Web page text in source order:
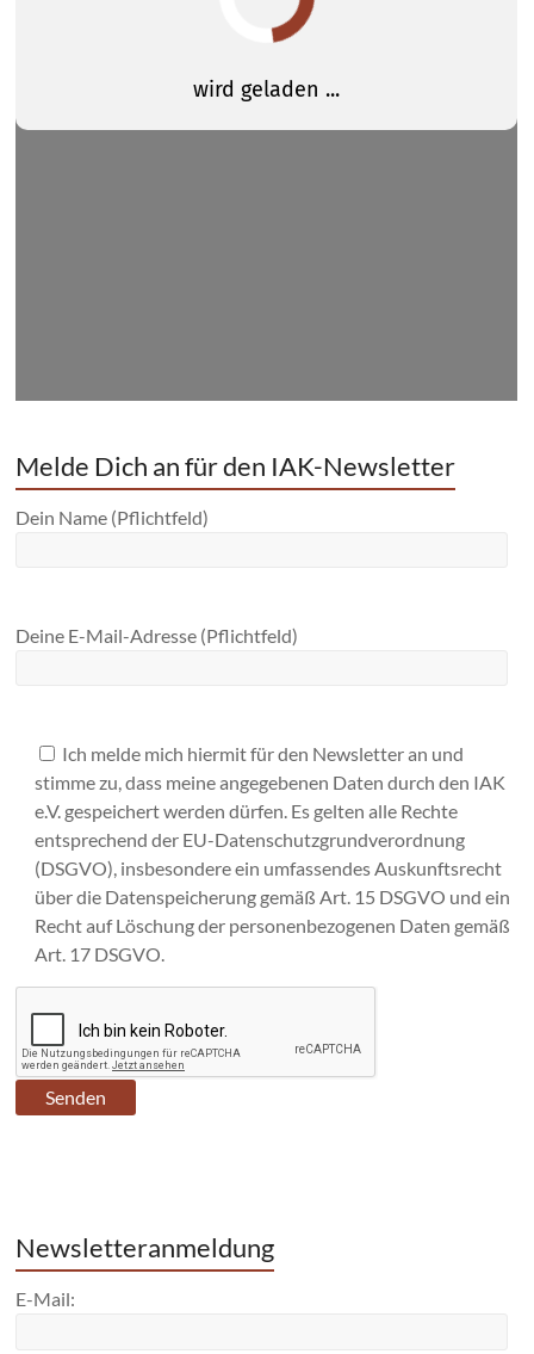
Melde Dich an für den IAK-Newsletter
Dein Name (Pflichtfeld)
Deine E-Mail-Adresse (Pflichtfeld)
Ich melde mich hiermit für den Newsletter an und
stimme zu, dass meine angegebenen Daten durch den IAK
e.V. gespeichert werden dürfen. Es gelten alle Rechte
entsprechend der EU-Datenschutzgrundverordnung
(DSGVO), insbesondere ein umfassendes Auskunftsrecht
über die Datenspeicherung gemäß Art. 15 DSGVO und ein
Recht auf Löschung der personenbezogenen Daten gemäß
Art. 17 DSGVO.
Newsletteranmeldung
E-Mail: